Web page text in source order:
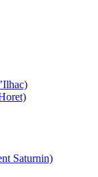
Saturnin)